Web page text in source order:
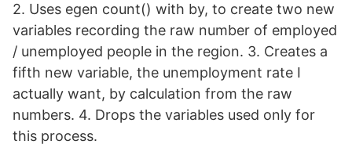
2. Uses egen count() with by, to create two new
variables recording the raw number of employed
/ unemployed people in the region. 3. Creates a
fifth new variable, the unemployment rate I
actually want, by calculation from the raw
numbers. 4. Drops the variables used only for
this process.